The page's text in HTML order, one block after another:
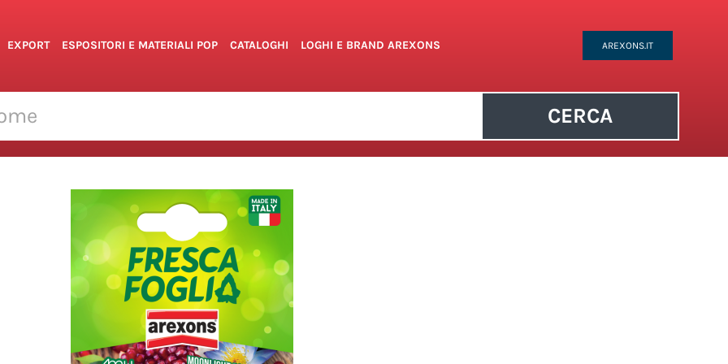
EXPORT ESPOSITORI E MATERIALI POP CATALOGHI LOGHI E BRAND AREXONS AREXONS.IT
CERCA